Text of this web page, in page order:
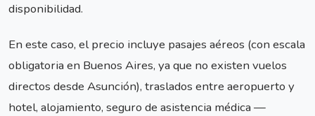
disponibilidad.
En este caso, el precio incluye pasajes aéreos (con escala
obligatoria en Buenos Aires, ya que no existen vuelos
directos desde Asunción), traslados entre aeropuerto y
hotel, alojamiento, seguro de asistencia médica —